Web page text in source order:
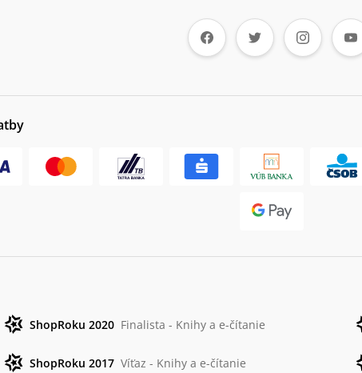
ShopRoku 2020 Finalista - Knihy a e-čítanie
ShopRoku 2017 Víťaz - Knihy a e-čítanie